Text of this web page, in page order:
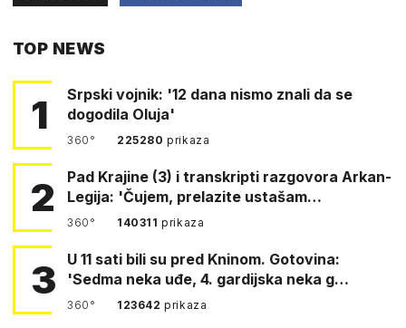
TOP NEWS
1
Srpski vojnik: '12 dana nismo znali da se
dogodila Oluja'
360° 225280prikaza
2
Pad Krajine (3) i transkripti razgovora Arkan-
Legija: 'Čujem, prelazite ustašam…
360° 140311prikaza
3
U 11 sati bili su pred Kninom. Gotovina:
'Sedma neka uđe, 4. gardijska neka g…
360° 123642prikaza